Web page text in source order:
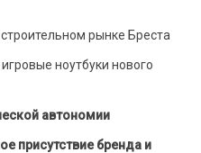
рынке Бреста
ноутбуки нового
автономии
присутствие бренда и